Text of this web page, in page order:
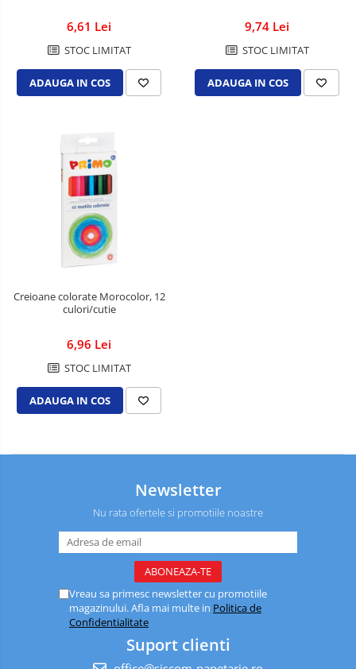
6,61 Lei
STOC LIMITAT
ADAUGA IN COS
9,74 Lei
STOC LIMITAT
ADAUGA IN COS
Creioane colorate Morocolor, 12
culori/cutie
6,96 Lei
STOC LIMITAT
ADAUGA IN COS
Newsletter
Nu rata ofertele si promotiile noastre
Vreau sa primesc newsletter cu promotiile
magazinului. Afla mai multe in Politica de
Confidentialitate
Suport clienti